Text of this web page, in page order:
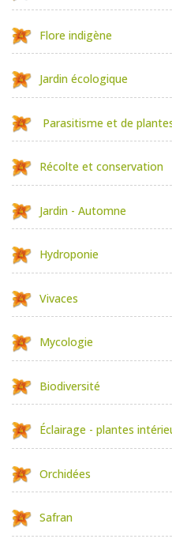
Flore indigène
Jardin écologique
Parasitisme et de
Récolte et conservation
Jardin - Automne
Hydroponie
Vivaces
Mycologie
Biodiversité
Éclairage - plantes
Orchidées
Safran